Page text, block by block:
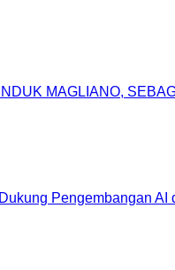
MAGLIANO,
Pengembangan AI